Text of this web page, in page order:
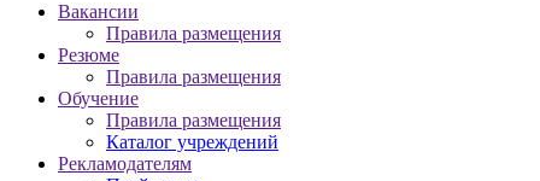
Вакансии
Правила размещения
Резюме
Правила размещения
Обучение
Правила размещения
Каталог учреждений
Рекламодателям